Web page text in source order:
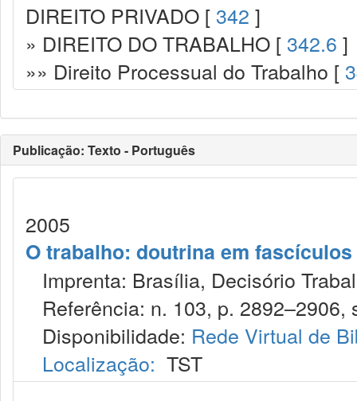
DIREITO PRIVADO [ 342 ]
» DIREITO DO TRABALHO [ 342.6 ]
»» Direito Processual do Trabalho [
Publicação: Texto - Português
2005
O trabalho: doutrina em
Imprenta: Brasília, Decisório
Referência: n. 103, p. 2892–2906,
Disponibilidade: Rede Virtual de
Localização: TST